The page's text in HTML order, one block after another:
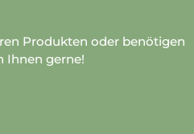
Produkten oder benötigen
Ihnen gerne!